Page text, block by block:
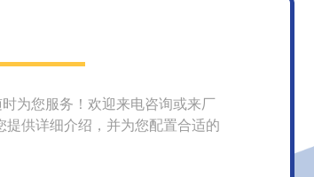
为您服务！欢迎来电咨询或来厂
提供详细介绍，并为您配置合适的